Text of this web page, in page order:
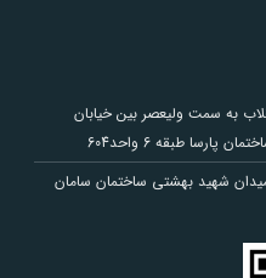
به سمت ولیعصر بین خیابان
طبقه 6 واحد604
میدان شهید بهشتی ساختمان سامان